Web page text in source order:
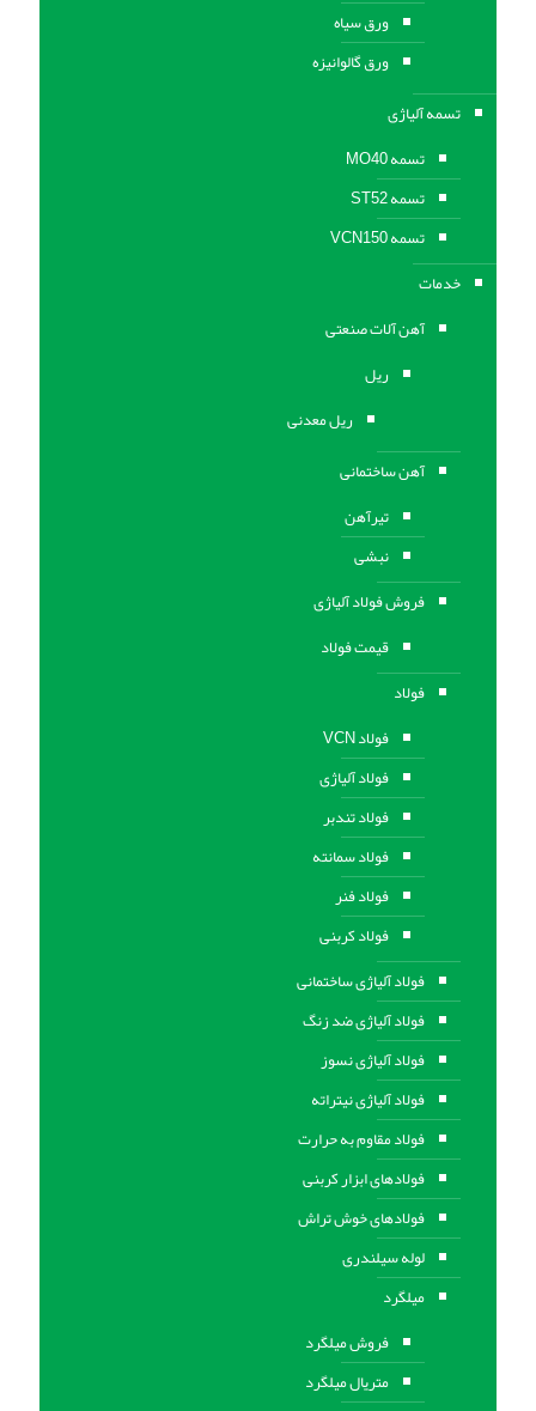
ورق سیاه
ورق گالوانیزه
تسمه آلیاژی
تسمه MO40
تسمه ST52
تسمه VCN150
خدمات
آهن آلات صنعتی
ریل
ریل معدنی
آهن ساختمانی
تیرآهن
نبشی
فروش فولاد آلیاژی
قیمت فولاد
فولاد
فولاد VCN
فولاد آلیاژی
فولاد تندبر
فولاد سمانته
فولاد فنر
فولاد کربنی
فولاد آلیاژی ساختمانی
فولاد آلیاژی ضد زنگ
فولاد آلیاژی نسوز
فولاد آلیاژی نیتراته
فولاد مقاوم به حرارت
فولادهای ابزار کربنی
فولادهای خوش تراش
لوله سیلندری
میلگرد
فروش میلگرد
متریال میلگرد